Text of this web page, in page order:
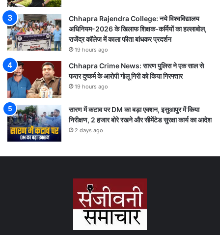
Chhapra Rajendra College: नये विश्वविद्यालय
अधिनियम-2026 के खिलाफ शिक्षक-कर्मियों का हल्लाबोल,
राजेंद्र कॉलेज में काला फीता बांधकर प्रदर्शन
19 hours ago
Chhapra Crime News: सारण पुलिस ने एक साल से
फरार दुष्कर्म के आरोपी गोलू गिरी को किया गिरफ्तार
19 hours ago
सारण में कटाव पर DM का बड़ा एक्शन, इसुआपुर में किया
निरीक्षण, 2 हजार बोरे रखने और सीमेंटेड सुरक्षा कार्य का आदेश
2 days ago